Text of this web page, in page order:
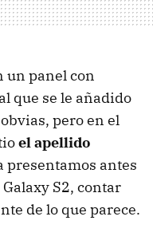
un panel con
que se le añadido
pero en el
el apellido
presentamos antes
S2, contar
de lo que parece.